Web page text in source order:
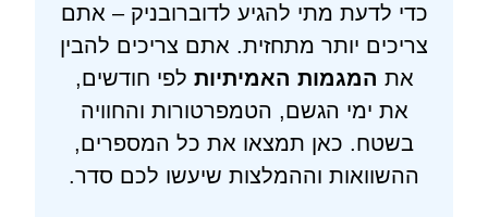
כדי לדעת מתי להגיע לדוברובניק – אתם
צריכים יותר מתחזית. אתם צריכים להבין
המגמות האמיתיותלפי חודשים,
את ימי הגשם, הטמפרטורות והחוויה
בשטח. כאן תמצאו את כל המספרים,
ההשוואות וההמלצות שיעשו לכם סדר.